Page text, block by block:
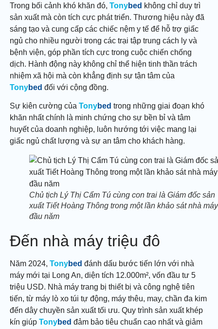
Trong bối cảnh khó khăn đó, Tonybed không chỉ duy trì
sản xuất mà còn tích cực phát triển. Thương hiệu này đã
sáng tạo và cung cấp các chiếc nệm y tế để hỗ trợ giấc
ngủ cho nhiều người trong các trại tập trung cách ly và
bệnh viện, góp phần tích cực trong cuộc chiến chống
dịch. Hành động này không chỉ thể hiện tinh thần trách
nhiệm xã hội mà còn khẳng định sự tận tâm của
Tonybed đối với cộng đồng.
Sự kiên cường của Tonybed trong những giai đoạn khó
khăn nhất chính là minh chứng cho sự bền bỉ và tâm
huyết của doanh nghiệp, luôn hướng tới việc mang lại
giấc ngủ chất lượng và sự an tâm cho khách hàng.
Chủ tịch Lý Thị Cẩm Tú cùng con trai là Giám đốc sản
xuất Tiết Hoàng Thông trong một lần khảo sát nhà máy
đầu năm
Đến nhà máy triệu đô
Năm 2024, Tonybed đánh dấu bước tiến lớn với nhà
máy mới tại Long An, diện tích 12.000m², vốn đầu tư 5
triệu USD. Nhà máy trang bị thiết bị và công nghệ tiên
tiến, từ máy lò xo túi tự động, máy thêu, may, chần đa kim
đến dây chuyền sản xuất tối ưu. Quy trình sản xuất khép
kín giúp Tonybed đảm bảo tiêu chuẩn cao nhất và giảm